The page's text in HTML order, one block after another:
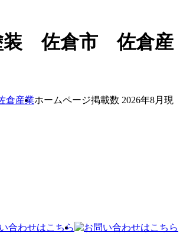
装 佐倉市 佐倉産
ホームページ掲載数 2026年8月現